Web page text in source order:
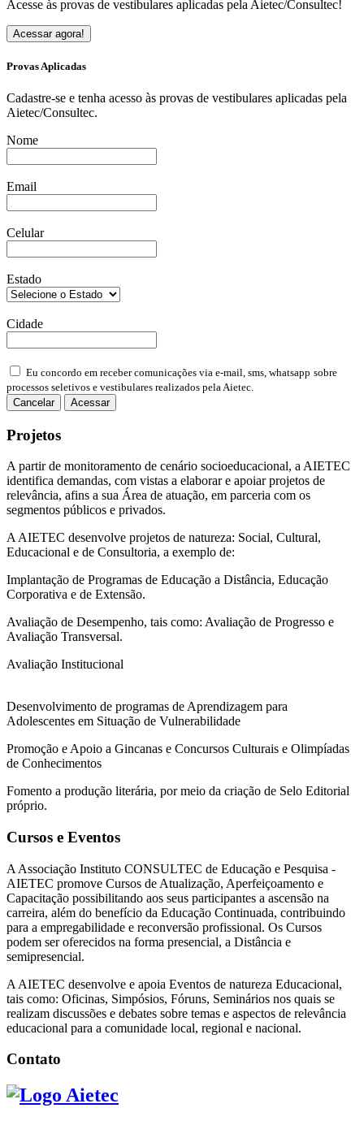
Acesse às provas de vestibulares aplicadas pela Aietec/Consultec!
Acessar agora!
Provas Aplicadas
Cadastre-se e tenha acesso às provas de vestibulares aplicadas pela
Aietec/Consultec.
Nome
Email
Celular
Estado
Cidade
Eu concordo em receber comunicações via e-mail, sms, whatsapp sobre
processos seletivos e vestibulares realizados pela Aietec.
Cancelar
Acessar
Projetos
A partir de monitoramento de cenário socioeducacional, a AIETEC
identifica demandas, com vistas a elaborar e apoiar projetos de
relevância, afins a sua Área de atuação, em parceria com os
segmentos públicos e privados.
A AIETEC desenvolve projetos de natureza: Social, Cultural,
Educacional e de Consultoria, a exemplo de:
Implantação de Programas de Educação a Distância, Educação
Corporativa e de Extensão.
Avaliação de Desempenho, tais como: Avaliação de Progresso e
Avaliação Transversal.
Avaliação Institucional
Desenvolvimento de programas de Aprendizagem para
Adolescentes em Situação de Vulnerabilidade
Promoção e Apoio a Gincanas e Concursos Culturais e Olimpíadas
de Conhecimentos
Fomento a produção literária, por meio da criação de Selo Editorial
próprio.
Cursos e Eventos
A Associação Instituto CONSULTEC de Educação e Pesquisa -
AIETEC promove Cursos de Atualização, Aperfeiçoamento e
Capacitação possibilitando aos seus participantes a ascensão na
carreira, além do benefício da Educação Continuada, contribuindo
para a empregabilidade e reconversão profissional. Os Cursos
podem ser oferecidos na forma presencial, a Distância e
semipresencial.
A AIETEC desenvolve e apoia Eventos de natureza Educacional,
tais como: Oficinas, Simpósios, Fóruns, Seminários nos quais se
realizam discussões e debates sobre temas e aspectos de relevância
educacional para a comunidade local, regional e nacional.
Contato